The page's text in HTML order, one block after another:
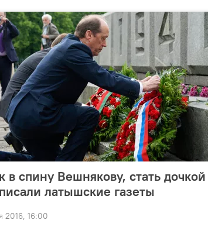
в спину Вешнякову, стать
латышские газеты
2016, 16:00